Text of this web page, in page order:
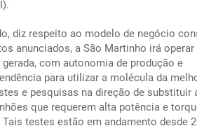
diz respeito ao modelo de negócio
anunciados, a São Martinho irá operar
com autonomia de produção e
para utilizar a molécula da
e pesquisas na direção de substituir
que requerem alta potência e
testes estão em andamento desde